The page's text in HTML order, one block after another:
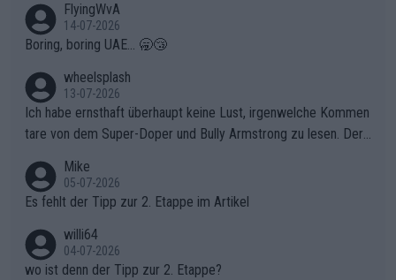
FlyingWvA
14-07-2026
Boring, boring UAE... 🥱😴
wheelsplash
13-07-2026
Ich habe ernsthaft überhaupt keine Lust, irgenwelche Kommen
tare von dem Super-Doper und Bully Armstrong zu lesen. Der
r die gehört nicht in dieses Medium!
Mike
05-07-2026
Es fehlt der Tipp zur 2. Etappe im Artikel
willi64
04-07-2026
wo ist denn der Tipp zur 2. Etappe?